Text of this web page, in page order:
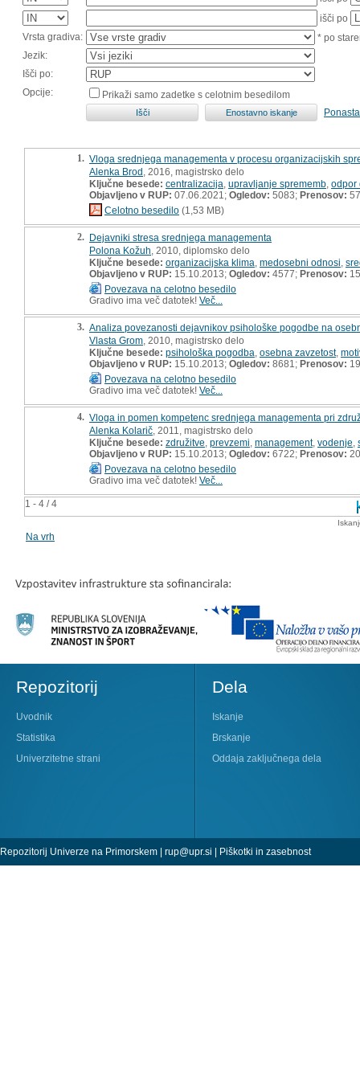
išči po
Vrsta gradiva:
* po
Jezik:
Išči po:
Opcije:
Prikaži samo zadetke s celotnim besedilom
1 - 4 / 4
1. Vloga srednjega managementa v procesu organizacijskih
Alenka Brod , 2016, magistrsko delo
Ključne besede: centralizacija upravljanje sprememb odpor
Objavljeno v RUP: 07.06.2021; Ogledov: 5083; Prenosov: 57
Celotno besedilo (1,53 MB)
2. Dejavniki stresa srednjega managementa
Polona Kožuh , 2010, diplomsko delo
Ključne besede: organizacijska klima medosebni odnosi
Objavljeno v RUP: 15.10.2013; Ogledov: 4577; Prenosov:
Povezava na celotno besedilo
Gradivo ima več datotek! Več...
3. Analiza povezanosti dejavnikov psihološke pogodbe na
Vlasta Grom , 2010, magistrsko delo
Ključne besede: psihološka pogodba osebna zavzetost,
Objavljeno v RUP: 15.10.2013; Ogledov: 8681; Prenosov:
Povezava na celotno besedilo
Gradivo ima več datotek! Več...
4. Vloga in pomen kompetenc srednjega managementa pri
Alenka Kolarič , 2011, magistrsko delo
Ključne besede: združitve prevzemi management, vodenje
Objavljeno v RUP: 15.10.2013; Ogledov: 6722; Prenosov:
Povezava na celotno besedilo
Gradivo ima več datotek! Več...
Na vrh
Repozitorij
Uvodnik
Statistika
Univerzitetne strani
Dela
Iskanje
Brskanje
Oddaja zaključnega dela
Repozitorij Univerze na Primorskem | rup@upr.si | Piškotki in zasebnost